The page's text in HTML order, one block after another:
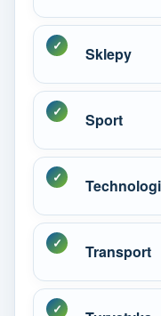
Sklepy
Sport
Transport